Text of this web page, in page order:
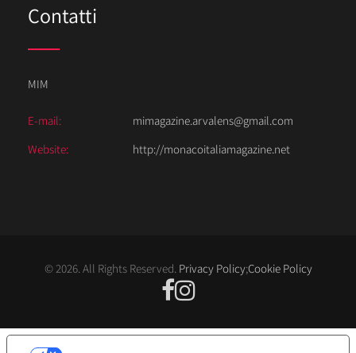
Contatti
MIM
E-mail:
mimagazine.arvalens@gmail.com
Website:
http://monacoitaliamagazine.net
© 2026. All Rights Reserved. Privacy Policy;Cookie Policy